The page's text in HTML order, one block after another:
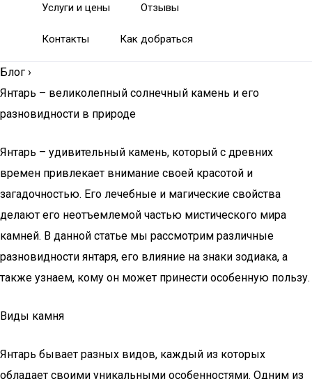
Услуги и цены Отзывы
Контакты Как добраться
Блог ›
Янтарь – великолепный солнечный камень и его
разновидности в природе
Янтарь – удивительный камень, который с древних
времен привлекает внимание своей красотой и
загадочностью. Его лечебные и магические свойства
делают его неотъемлемой частью мистического мира
камней. В данной статье мы рассмотрим различные
разновидности янтаря, его влияние на знаки зодиака, а
также узнаем, кому он может принести особенную пользу.
Виды камня
Янтарь бывает разных видов, каждый из которых
обладает своими уникальными особенностями. Одним из